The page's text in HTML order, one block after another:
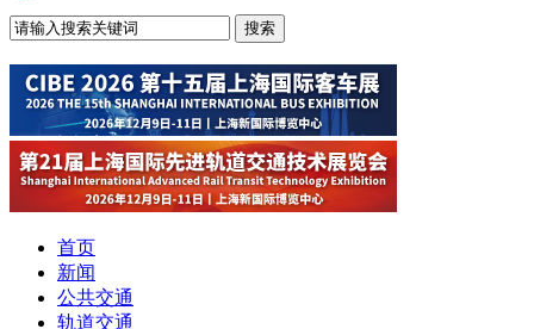
首页
新闻
公共交通
轨道交通